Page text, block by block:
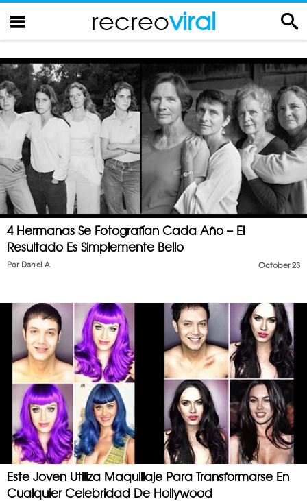
recreoviral
4 Hermanas Se Fotografían Cada Año – El
Resultado Es Simplemente Bello
October 23
Por Daniel A.
Este Joven Utiliza Maquillaje Para Transformarse En
Cualquier Celebridad De Hollywood